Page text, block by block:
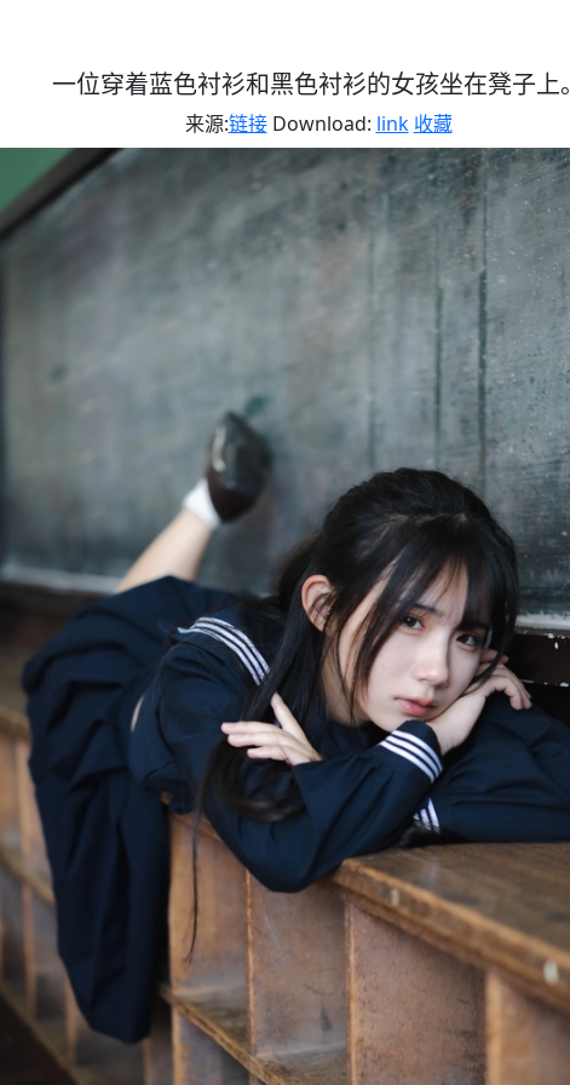
一位穿着蓝色衬衫和黑色衬衫的女孩坐在凳子上。
来源:链接Download: link 收藏